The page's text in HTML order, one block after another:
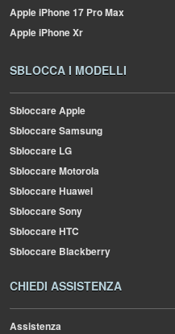
AppleiPhone 17 Pro Max
AppleiPhone Xr
SBLOCCA I MODELLI
Sbloccare Apple
Sbloccare Samsung
Sbloccare LG
Sbloccare Motorola
Sbloccare Huawei
Sbloccare Sony
Sbloccare HTC
Sbloccare Blackberry
CHIEDI ASSISTENZA
Assistenza